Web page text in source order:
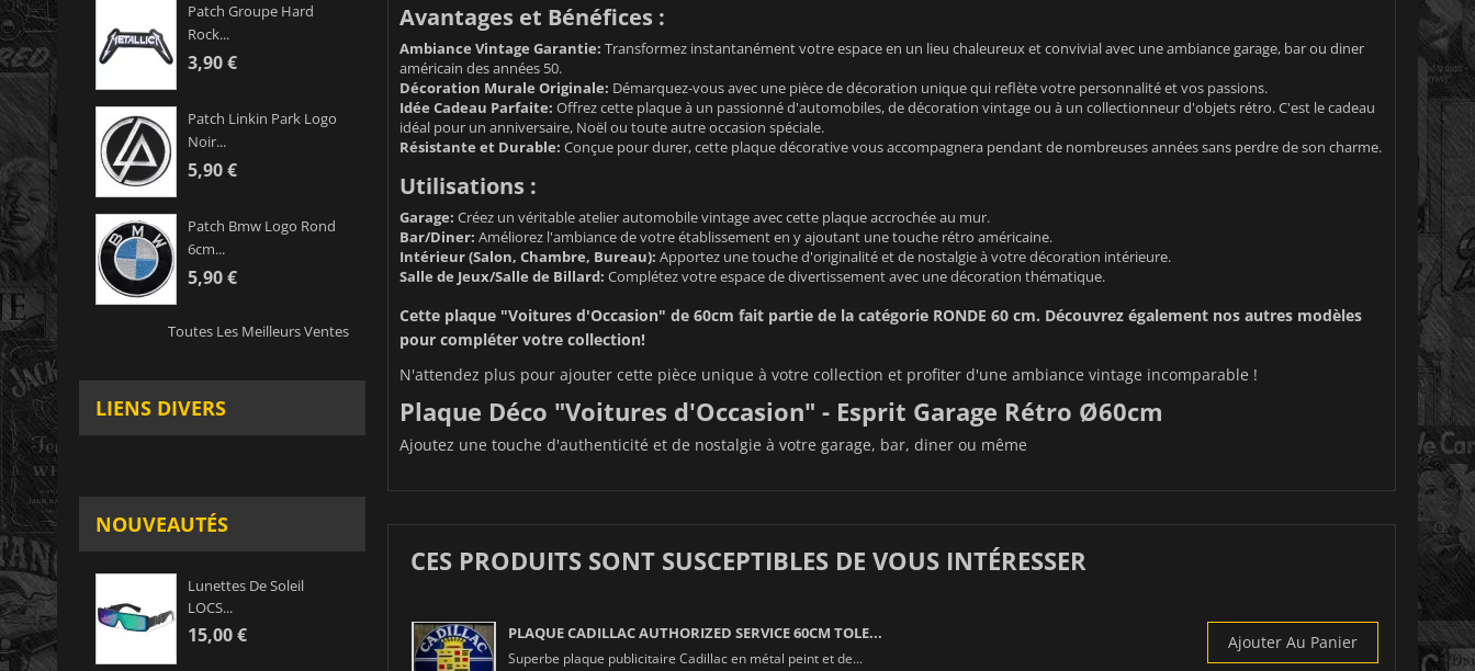
Patch Groupe Hard
Rock...
3,90 €
Patch Linkin Park Logo
Noir...
5,90 €
Patch Bmw Logo Rond
6cm...
5,90 €
Toutes Les Meilleurs Ventes
LIENS DIVERS
NOUVEAUTÉS
Lunettes De Soleil
LOCS...
15,00 €
Avantages et Bénéfices :
Ambiance Vintage Garantie: Transformez instantanément votre espace en un lieu chaleureux et convivial avec une ambiance garage, bar ou diner
américain des années 50.
Décoration Murale Originale: Démarquez-vous avec une pièce de décoration unique qui reflète votre personnalité et vos passions.
Idée Cadeau Parfaite: Offrez cette plaque à un passionné d'automobiles, de décoration vintage ou à un collectionneur d'objets rétro. C'est le cadeau
idéal pour un anniversaire, Noël ou toute autre occasion spéciale.
Résistante et Durable: Conçue pour durer, cette plaque décorative vous accompagnera pendant de nombreuses années sans perdre de son charme.
Utilisations :
Garage: Créez un véritable atelier automobile vintage avec cette plaque accrochée au mur.
Bar/Diner: Améliorez l'ambiance de votre établissement en y ajoutant une touche rétro américaine.
Intérieur (Salon, Chambre, Bureau): Apportez une touche d'originalité et de nostalgie à votre décoration intérieure.
Salle de Jeux/Salle de Billard: Complétez votre espace de divertissement avec une décoration thématique.
Cette plaque "Voitures d'Occasion" de 60cm fait partie de la catégorie RONDE 60 cm. Découvrez également nos autres modèles
pour compléter votre collection!
N'attendez plus pour ajouter cette pièce unique à votre collection et profiter d'une ambiance vintage incomparable !
Plaque Déco "Voitures d'Occasion" - Esprit Garage Rétro Ø60cm
Ajoutez une touche d'authenticité et de nostalgie à votre garage, bar, diner ou même
CES PRODUITS SONT SUSCEPTIBLES DE VOUS INTÉRESSER
PLAQUE CADILLAC AUTHORIZED SERVICE 60CM TOLE...
Superbe plaque publicitaire Cadillac en métal peint et de...
Ajouter Au Panier